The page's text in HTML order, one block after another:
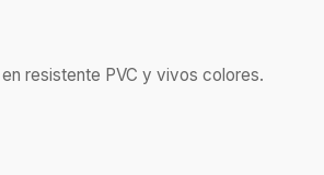
resistente PVC y vivos colores.